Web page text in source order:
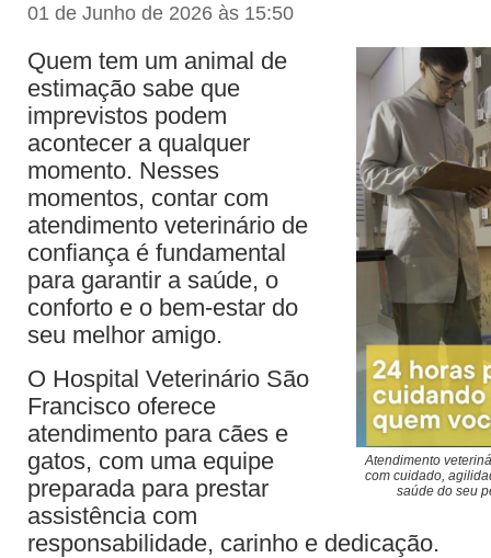
01 de Junho de 2026 às 15:50
Atendimento
com cuidado,
saúde do seu
Quem tem um animal de
estimação sabe que
imprevistos podem
acontecer a qualquer
momento. Nesses
momentos, contar com
atendimento veterinário de
confiança é fundamental
para garantir a saúde, o
conforto e o bem-estar do
seu melhor amigo.
O Hospital Veterinário São
Francisco oferece
atendimento para cães e
gatos, com uma equipe
preparada para prestar
assistência com
responsabilidade, carinho e dedicação.